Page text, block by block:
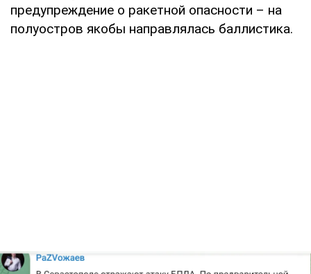
предупреждение о ракетной опасности – на
полуостров якобы направлялась баллистика.